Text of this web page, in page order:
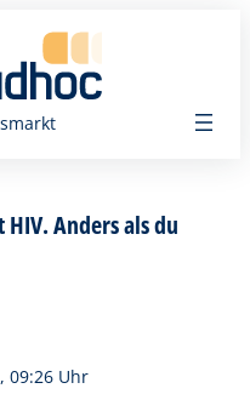
Anders als du
09:26 Uhr